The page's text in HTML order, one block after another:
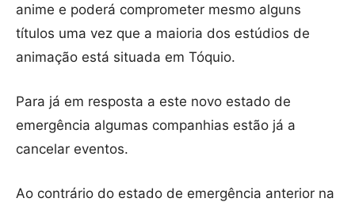
anime e poderá comprometer mesmo alguns
títulos uma vez que a maioria dos estúdios de
animação está situada em Tóquio.
Para já em resposta a este novo estado de
emergência algumas companhias estão já a
cancelar eventos.
Ao contrário do estado de emergência anterior na